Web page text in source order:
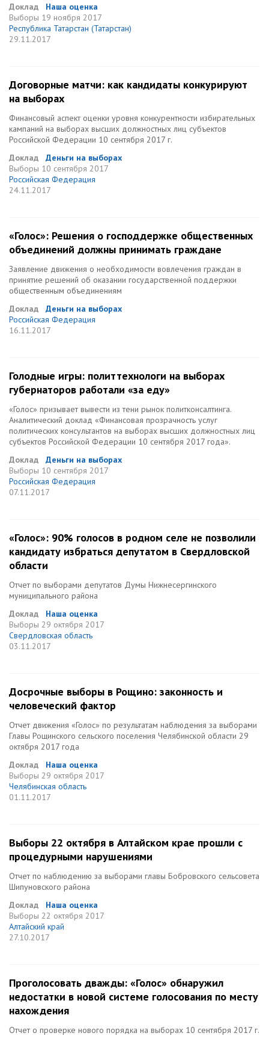
Доклад
Наша оценка
Выборы 19 ноября 2017
Республика Татарстан (Татарстан)
29.11.2017
Договорные матчи: как кандидаты конкурируют
на выборах
Финансовый аспект оценки уровня конкурентности избирательных
кампаний на выборах высших должностных лиц субъектов
Российской Федерации 10 сентября 2017 г.
Доклад
Деньги на выборах
Выборы 10 сентября 2017
Российская Федерация
24.11.2017
«Голос»: Решения о господдержке общественных
объединений должны принимать граждане
Заявление движения о необходимости вовлечения граждан в
принятие решений об оказании государственной поддержки
общественным объединениям
Доклад
Деньги на выборах
Российская Федерация
16.11.2017
Голодные игры: политтехнологи на выборах
губернаторов работали «за еду»
«Голос» призывает вывести из тени рынок политконсалтинга.
Аналитический доклад «Финансовая прозрачность услуг
политических консультантов на выборах высших должностных лиц
субъектов Российской Федерации 10 сентября 2017 года».
Доклад
Деньги на выборах
Выборы 10 сентября 2017
Российская Федерация
07.11.2017
«Голос»: 90% голосов в родном селе не позволили
кандидату избраться депутатом в Свердловской
области
Отчет по выборами депутатов Думы Нижнесергинского
муниципального района
Доклад
Наша оценка
Выборы 29 октября 2017
Свердловская область
03.11.2017
Досрочные выборы в Рощино: законность и
человеческий фактор
Отчет движения «Голос» по результатам наблюдения за выборами
Главы Рощинского сельского поселения Челябинской области 29
октября 2017 года
Доклад
Наша оценка
Выборы 29 октября 2017
Челябинская область
01.11.2017
Выборы 22 октября в Алтайском крае прошли с
процедурными нарушениями
Отчет по наблюдению за выборами главы Бобровского сельсовета
Шипуновского района
Доклад
Наша оценка
Выборы 22 октября 2017
Алтайский край
27.10.2017
Проголосовать дважды: «Голос» обнаружил
недостатки в новой системе голосования по месту
нахождения
Отчет о проверке нового порядка на выборах 10 сентября 2017 г.